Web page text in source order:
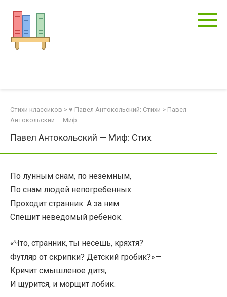
контенту
Стихи классиков > ♥ Павел Антокольский: Стихи > Павел
Антокольский — Миф
Павел Антокольский — Миф: Стих
По лунным снам, по неземным,
По снам людей непогребенных
Проходит странник. А за ним
Спешит неведомый ребенок.
«Что, странник, ты несешь, кряхтя?
Футляр от скрипки? Детский гробик?»—
Кричит смышленое дитя,
И щурится, и морщит лобик.